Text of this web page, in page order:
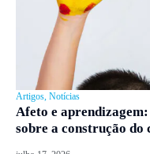
Artigos, Notícias
Afeto e
sobre a construção do